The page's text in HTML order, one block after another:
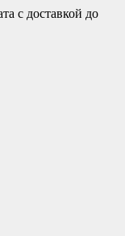
с доставкой до